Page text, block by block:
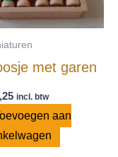
met garen
incl. btw
aan